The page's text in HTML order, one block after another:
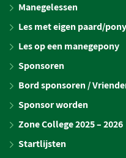
Manegelessen
Les met eigen paard/pony
Les op een manegepony
Sponsoren
Bord sponsoren /
Sponsor worden
Zone College 2025 – 2026
Startlijsten